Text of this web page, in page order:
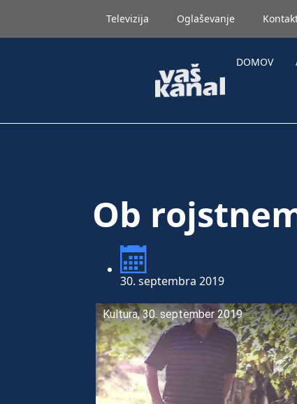
Televizija Oglaševanje
DOMOV
Ob
30. septembra 2019
Kultura, 30. september 2019